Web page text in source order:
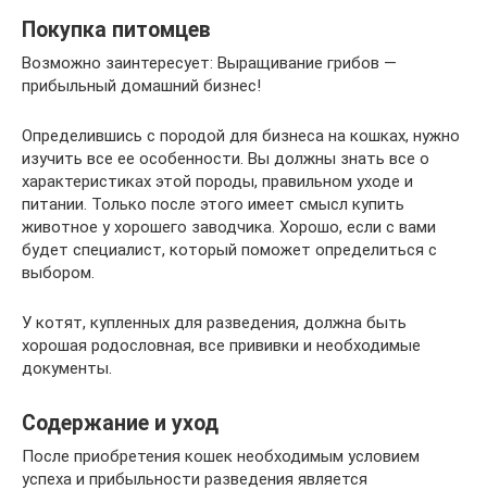
Покупка питомцев
Возможно заинтересует: Выращивание грибов —
прибыльный домашний бизнес!
Определившись с породой для бизнеса на кошках, нужно
изучить все ее особенности. Вы должны знать все о
характеристиках этой породы, правильном уходе и
питании. Только после этого имеет смысл купить
животное у хорошего заводчика. Хорошо, если с вами
будет специалист, который поможет определиться с
выбором.
У котят, купленных для разведения, должна быть
хорошая родословная, все прививки и необходимые
документы.
Содержание и уход
После приобретения кошек необходимым условием
успеха и прибыльности разведения является